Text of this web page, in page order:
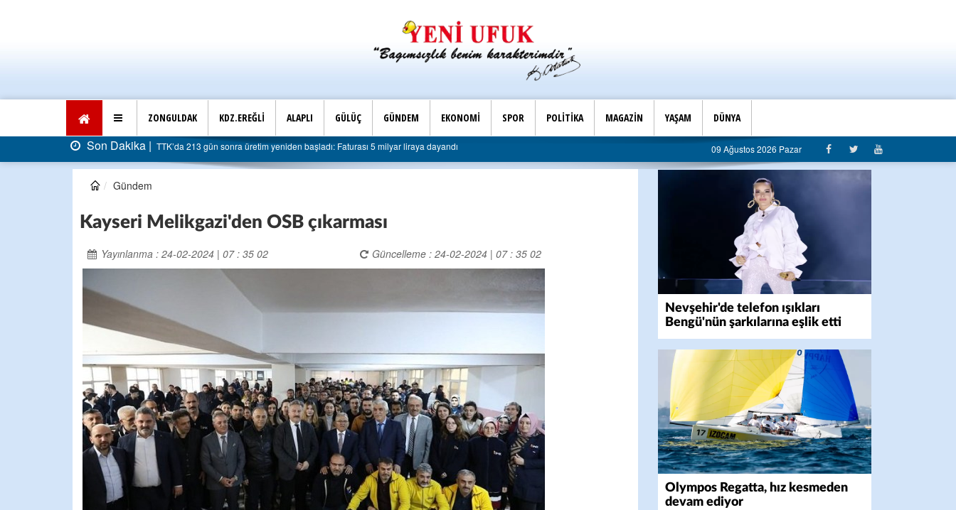
ZONGULDAK KDZ.EREĞLİ ALAPLI GÜLÜÇ GÜNDEM EKONOMİ SPOR POLİTİKA MAGAZİN YAŞAM DÜNYA
Son Dakika |TTK’da 213 gün sonra üretim yeniden başladı: Faturası 5 milyar liraya dayandı Son Dakika | AK Parti Ereğli İlçe Başkanlığı’ndan belediyeye sert eleştiri: “Algı siyaseti değil, hizmet belediyeciliği”
09 Ağustos 2026 Pazar
Gündem
Kayseri Melikgazi'den OSB çıkarması
Yayınlanma : 24-02-2024 | 07 : 35 02 Güncelleme : 24-02-2024 | 07 : 35 02
Nevşehir'de telefon ışıkları
Bengü'nün şarkılarına eşlik etti
Olympos Regatta, hız kesmeden
devam ediyor